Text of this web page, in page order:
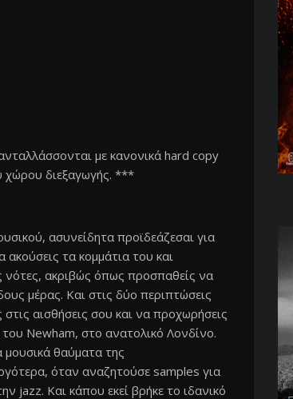
με κανονικά hard copy
χώρου διεξαγωγής. ***
ασυνείδητα προϊδεάζεσαι για
τα κομμάτια του και
νότες, ακριβώς όπως προσπαθείς να
μέρας. Και στις δύο περιπτώσεις
αισθήσεις σου και να προχωρήσεις
Newham, στο ανατολικό Λονδίνο.
μουσικά θαύματα της
όταν αναζητούσε samples για
jazz. Και κάπου εκεί βρήκε το ιδανικό